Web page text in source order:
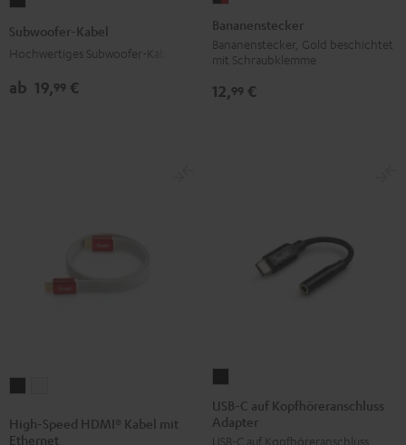
Subwoofer-Kabel
Hochwertiges Subwoofer-Kabel
ab 19,99 €
Schwarz
/
Rot
Bananenstecker
Bananenstecker, Gold beschichtet
mit Schraubklemme
12,99 €
HDMI®HDMI®
High-Speed HDMI® Kabel mit
Ethernet
C
auf
USB-C auf Kopfhöreranschluss
Adapter
USB-C auf Kopfhöreranschluss